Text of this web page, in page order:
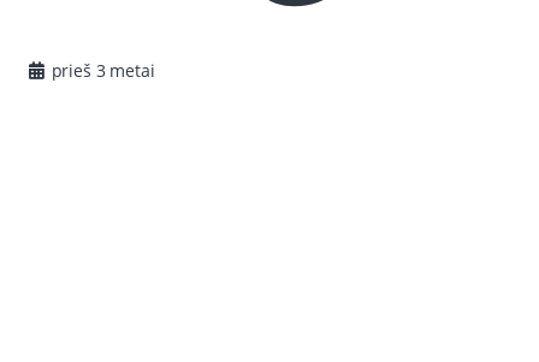
prieš 3 metai